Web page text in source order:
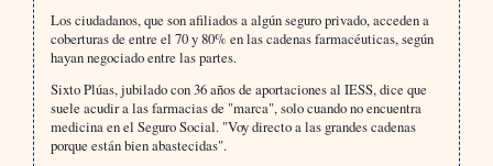
Los ciudadanos, que son afiliados a algún seguro privado, acceden a
coberturas de entre el 70 y 80% en las cadenas farmacéuticas, según
hayan negociado entre las partes.
Sixto Plúas, jubilado con 36 años de aportaciones al IESS, dice que
suele acudir a las farmacias de "marca", solo cuando no encuentra
medicina en el Seguro Social. "Voy directo a las grandes cadenas
porque están bien abastecidas".